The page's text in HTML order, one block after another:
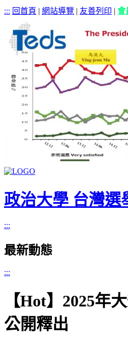
::: 回首頁 | 網站導覽 | 友善列印 | 會
政治大學 台灣選
:::
最新動態
:::
【Hot】2025年
公開釋出